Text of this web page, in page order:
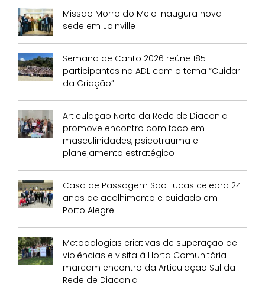
Missão Morro do Meio inaugura nova
sede em Joinville
Semana de Canto 2026 reúne 185
participantes na ADL com o tema “Cuidar
da Criação”
Articulação Norte da Rede de Diaconia
promove encontro com foco em
masculinidades, psicotrauma e
planejamento estratégico
Casa de Passagem São Lucas celebra 24
anos de acolhimento e cuidado em
Porto Alegre
Metodologias criativas de superação de
violências e visita à Horta Comunitária
marcam encontro da Articulação Sul da
Rede de Diaconia